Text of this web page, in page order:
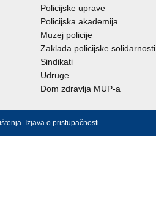
Policijske uprave
Policijska akademija
Muzej policije
Zaklada policijske solidarnosti
Sindikati
Udruge
Dom zdravlja MUP-a
. Izjava o pristupačnosti.